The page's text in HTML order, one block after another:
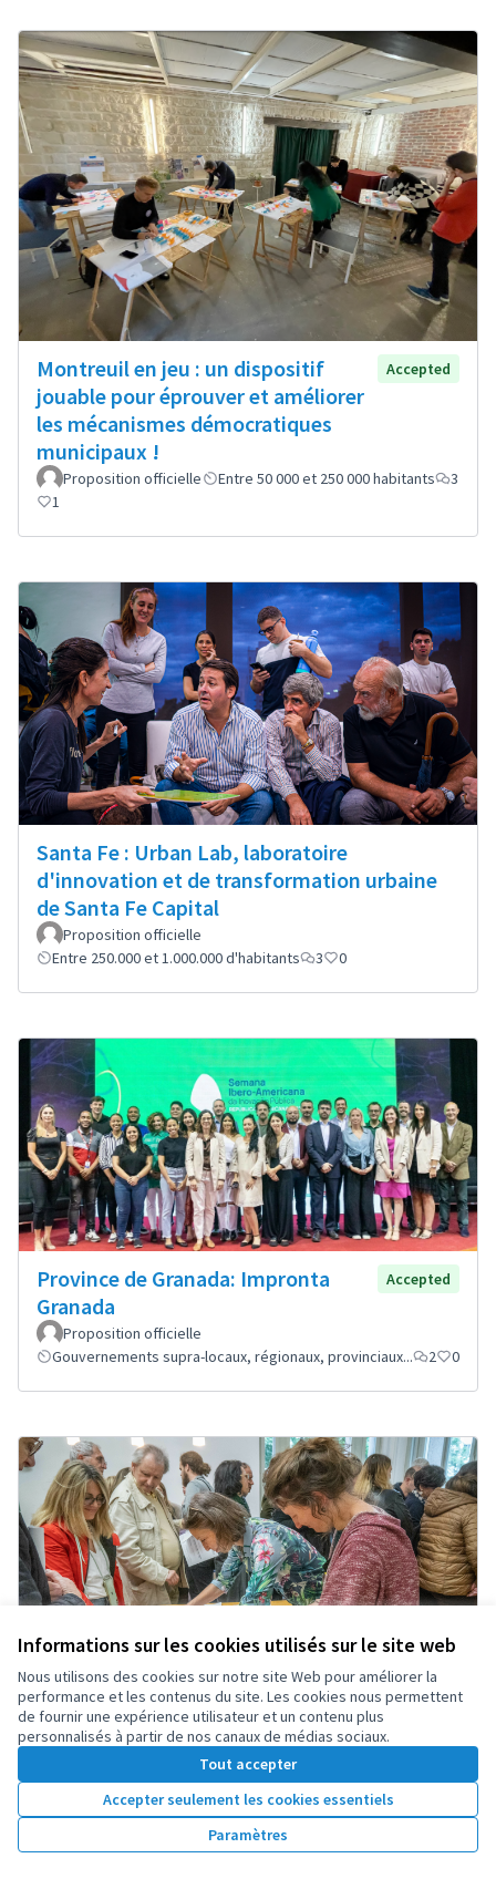
Informations sur les cookies utilisés sur le site web
Nous utilisons des cookies sur notre site Web pour améliorer la
performance et les contenus du site. Les cookies nous permettent
de fournir une expérience utilisateur et un contenu plus
personnalisés à partir de nos canaux de médias sociaux.
Tout accepter
Accepter seulement les cookies essentiels
Paramètres
Montreuil en jeu : un dispositif
jouable pour éprouver et améliorer
les mécanismes démocratiques
municipaux !
Accepted
Proposition officielle Entre 50 000 et 250 000 habitants
3
1
Santa Fe : Urban Lab, laboratoire
d'innovation et de transformation urbaine
de Santa Fe Capital
Proposition officielle
Entre 250.000 et 1.000.000 d'habitants
3 0
Province de Granada: Impronta
Granada
Accepted
Proposition officielle
Gouvernements supra-locaux, régionaux, provinciaux...
2 0
Milan: Assemblée Citoyenne
permanente sur le climat
Plus d’1.000.000 habitants